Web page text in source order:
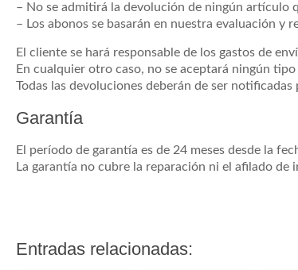
– No se admitirá la devolución de ningún artículo
– Los abonos se basarán en nuestra evaluación y
El cliente se hará responsable de los gastos de
En cualquier otro caso, no se aceptará ningún
Todas las devoluciones deberán de ser
Garantía
El período de garantía es de 24 meses desde la
La garantía no cubre la reparación ni el afilado de
Entradas relacionadas: